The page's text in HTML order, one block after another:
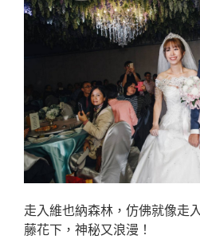
走入維也納森林，仿佛就像走
藤花下，神秘又浪漫！